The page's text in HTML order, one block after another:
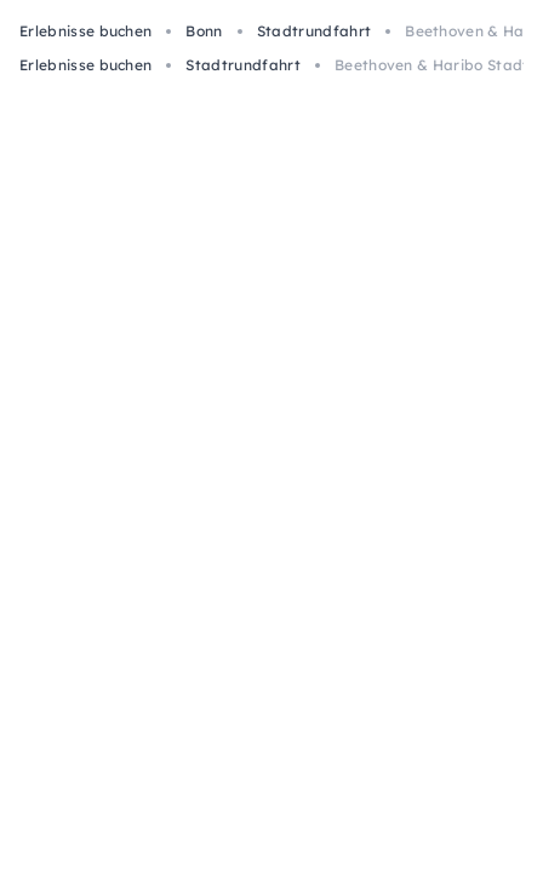
Erlebnisse buchen Bonn Stadtrundfahrt
Beethoven &
Erlebnisse buchen
Stadtrundfahrt Beethoven & Haribo